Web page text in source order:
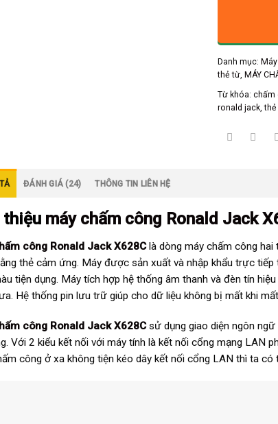
Danh mục:
thẻ từ, MÁY
Từ khóa:chấm
ronald jack,
ĐÁNH GIÁ (24) THÔNG TIN LIÊN HỆ
thiệu máy chấm công Ronald Jack
công Ronald Jack X628Clà dòng máy chấm công hai
thẻ cảm ứng. Máy được sản xuất và nhập khẩu trực tiếp
tiện dụng. Máy tích hợp hệ thống âm thanh và đèn tín
Hệ thống pin lưu trữ giúp cho dữ liệu không bị mất khi
công Ronald Jack X628Csử dụng giao diện ngôn ngữ
Với 2 kiểu kết nối với máy tính là kết nối cổng mạng LAN
công ở xa không tiện kéo dây kết nối cổng LAN thì ta có